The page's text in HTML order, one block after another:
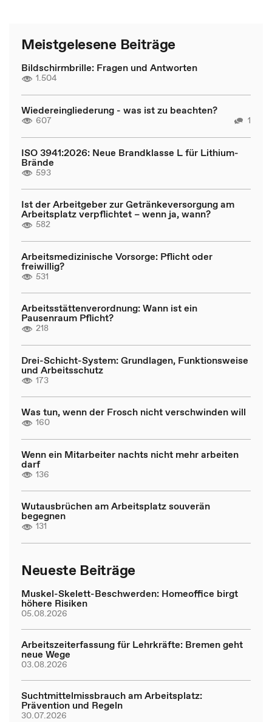
Meistgelesene Beiträge
Bildschirmbrille: Fragen und Antworten
1.504
Wiedereingliederung - was ist zu beachten?
607 1
ISO 3941:2026: Neue Brandklasse L für Lithium-
Brände
593
Ist der Arbeitgeber zur Getränkeversorgung am
Arbeitsplatz verpflichtet – wenn ja, wann?
582
Arbeitsmedizinische Vorsorge: Pflicht oder
freiwillig?
531
Arbeitsstättenverordnung: Wann ist ein
Pausenraum Pflicht?
218
Drei-Schicht-System: Grundlagen, Funktionsweise
und Arbeitsschutz
173
Was tun, wenn der Frosch nicht verschwinden will
160
Wenn ein Mitarbeiter nachts nicht mehr arbeiten
darf
136
Wutausbrüchen am Arbeitsplatz souverän
begegnen
131
Neueste Beiträge
Muskel-Skelett-Beschwerden: Homeoffice birgt
höhere Risiken
05.08.2026
Arbeitszeiterfassung für Lehrkräfte: Bremen geht
neue Wege
03.08.2026
Suchtmittelmissbrauch am Arbeitsplatz:
Prävention und Regeln
30.07.2026